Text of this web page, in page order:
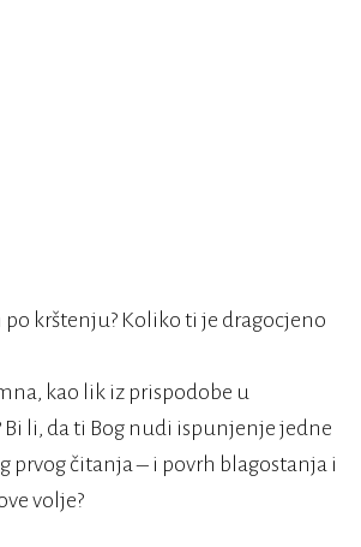
krštenju? Koliko ti je dragocjeno
kao lik iz prispodobe u
li, da ti Bog nudi ispunjenje jedne
prvog čitanja – i povrh blagostanja i
volje?